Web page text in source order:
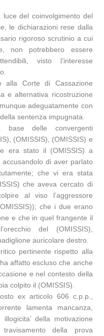
del coinvolgimento del
le dichiarazioni rese dalla
rigoroso scrutinio a cui
non potrebbero essere
visto l’interesse
alla Corte di Cassazione
e alternativa ricostruzione
adeguatamente con
sentenza impugnata.
base delle convergenti
(OMISSIS), (OMISSIS) e
era stato il (OMISSIS) a
di aver parlato
che vi era stata
che aveva cercato di
al viso l’aggressore
che i due erano
e che in quel frangente il
del (OMISSIS),
auricolare destro.
pertinente rispetto alla
affatto escluso che anche
e nel contesto della
colpito il (OMISSIS).
ex articolo 606 c.p.p.,
lamenta mancanza,
della motivazione
travisamento della prova